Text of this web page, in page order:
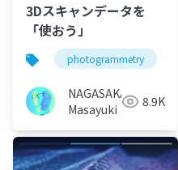
3Dスキャンデータを
「使おう」
photogrammetry
NAGASAKA
Masayuki
8.9K